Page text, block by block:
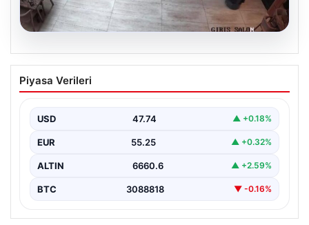
Garson Robot Merdivenlerden Düştü ve
Çalışma Stresi Nedeniyle 3 Gün İzin
Amasya'da faaliyet gösteren bir restoranda görev
gündeme…
Piyasa Verileri
USD 47.74 ▲ +0.18%
EUR 55.25 ▲ +0.32%
ALTIN 6660.6 ▲ +2.59%
BTC 3088818 ▼ -0.16%